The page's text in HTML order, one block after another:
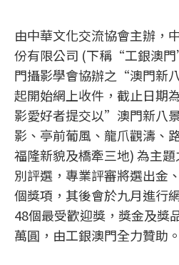
由中華文化交流協會主辦，
份有限公司 (下稱“工銀澳
門攝影學會協辦之“澳門新
起開始網上收件，截止日期
影愛好者提交以”澳門新八
影、亭前葡風、龍爪觀濤、
福隆新貌及橋牽三地) 為主
別評選，專業評審將選出金
個獎項，其後會於九月進行
48個最受歡迎獎，獎金及獎
萬圓，由工銀澳門全力贊助。